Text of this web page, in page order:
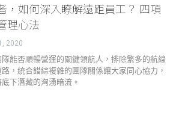
，如何深入瞭解遠距員工？ 四項
理心法
2020
能否順暢營運的關鍵領航人，排除繁多的航線
，統合錯綜複雜的團隊關係讓大家同心協力，
下潛藏的洶湧暗流。